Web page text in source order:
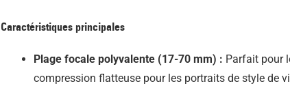
Caractéristiques principales
Plage focale polyvalente (17-70 mm) : Parfait pour
compression flatteuse pour les portraits de style de